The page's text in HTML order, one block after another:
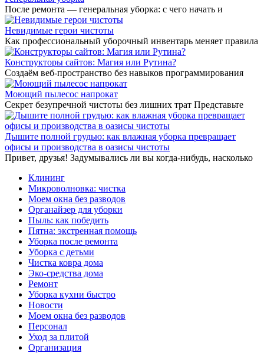
После ремонта — генеральная уборка: с чего начать и
Невидимые герои чистоты
Как профессиональный уборочный инвентарь меняет правила
Конструкторы сайтов: Магия или Рутина?
Создаём веб-пространство без навыков программирования
Моющий пылесос напрокат
Секрет безупречной чистоты без лишних трат Представьте
Дышите полной грудью: как влажная уборка превращает
офисы и производства в оазисы чистоты
Привет, друзья! Задумывались ли вы когда-нибудь, насколько
Клининг
Микроволновка: чистка
Моем окна без разводов
Органайзер для уборки
Пыль: как победить
Пятна: экстренная помощь
Уборка после ремонта
Уборка с детьми
Чистка ковра дома
Эко-средства дома
Ремонт
Уборка кухни быстро
Новости
Моем окна без разводов
Персонал
Уход за плитой
Организация